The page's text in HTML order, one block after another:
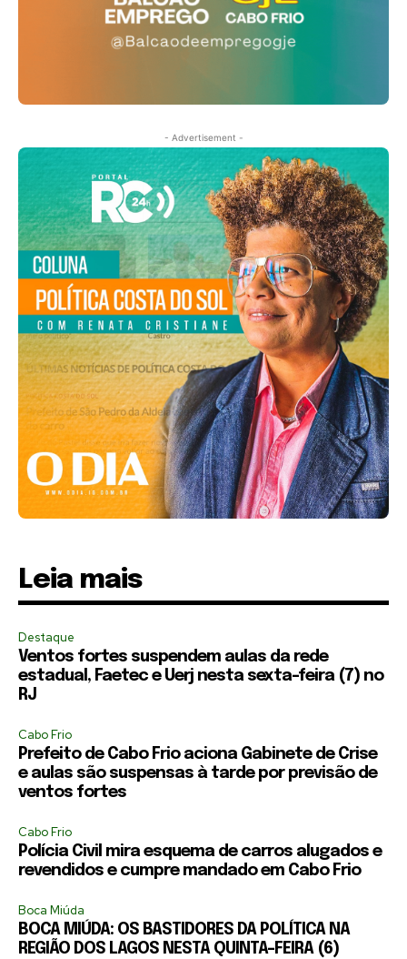
- Advertisement -
Leia mais
Destaque
Ventos fortes suspendem aulas da rede
estadual, Faetec e Uerj nesta sexta-feira (7) no
RJ
Cabo Frio
Prefeito de Cabo Frio aciona Gabinete de Crise
e aulas são suspensas à tarde por previsão de
ventos fortes
Cabo Frio
Polícia Civil mira esquema de carros alugados e
revendidos e cumpre mandado em Cabo Frio
Boca Miúda
BOCA MIÚDA: OS BASTIDORES DA POLÍTICA NA
REGIÃO DOS LAGOS NESTA QUINTA-FEIRA (6)